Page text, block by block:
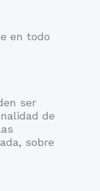
en todo
ser
de
sobre